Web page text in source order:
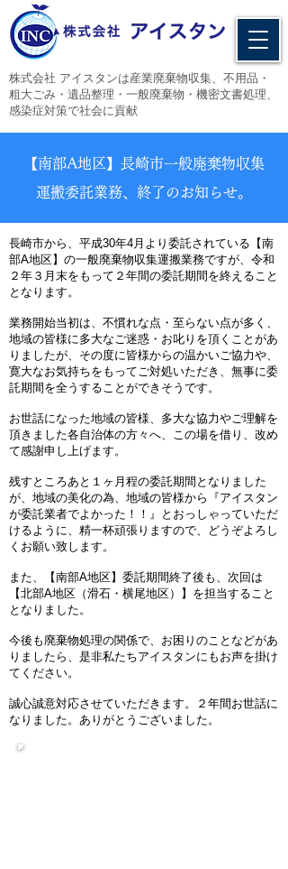
​株式会社 アイスタンは産業廃棄物収集、不用品・
粗大ごみ・遺品整理・一般廃棄物・機密文書処理、
感染症対策で社会に貢献
​【南部A地区】長崎市一般廃棄物収集
運搬委託業務、終了のお知らせ。
長崎市から、平成30​年4月より委託されている【南
部A地区】の一般廃棄物収集運搬業務ですが、令和
２年３月末をもって２年間の委託期間を終えること
となります。
業務開始当初は、不慣れな点・至らない点が多く、
地域の皆様に多大なご迷惑・お叱りを頂くことがあ
りましたが、その度に皆様からの温かいご協力や、
寛大なお気持ちをもってご対処いただき、無事に委
託期間を全うすることができそうです。
お世話になった地域の皆様、多大な協力やご理解を
頂きました各自治体の方々へ、この場を借り、改め
て感謝申し上げます。
残すところあと１ヶ月程の委託期間となりました
が、地域の美化の為、地域の皆様から『アイスタン
が委託業者でよかった！！』とおっしゃっていただ
けるように、精一杯頑張りますので、どうぞよろし
くお願い致します。
また、【南部A地区】委託期間終了後も、次回は
【北部A地区（滑石・横尾地区）】を担当すること
となりました。
今後も廃棄物処理の関係で、お困りのことなどがあ
りましたら、是非私たちアイスタンにもお声を掛け
てください。
​誠心誠意対応させていただきます。２年間お世話に
なりました。ありがとうございました。